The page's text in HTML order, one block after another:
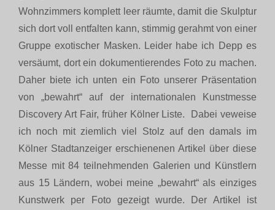
Wohnzimmers komplett leer räumte, damit die Skulptur
sich dort voll entfalten kann, stimmig gerahmt von einer
Gruppe exotischer Masken. Leider habe ich Depp es
versäumt, dort ein dokumentierendes Foto zu machen.
Daher biete ich unten ein Foto unserer Präsentation
von „bewahrt“ auf der internationalen Kunstmesse
Discovery Art Fair, früher Kölner Liste. Dabei veweise
ich noch mit ziemlich viel Stolz auf den damals im
Kölner Stadtanzeiger erschienenen Artikel über diese
Messe mit 84 teilnehmenden Galerien und Künstlern
aus 15 Ländern, wobei meine „bewahrt“ als einziges
Kunstwerk per Foto gezeigt wurde. Der Artikel ist